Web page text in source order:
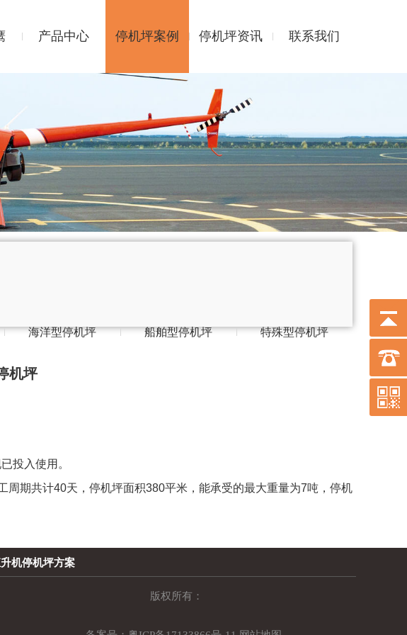
产品中心 停机坪案例 停机坪资讯 联系我们
海洋型停机坪 船舶型停机坪 特殊型停机坪
机坪
投入使用。
期共计40天，停机坪面积380平米，能承受的最大重量为7吨，停机
机停机坪方案
版权所有：